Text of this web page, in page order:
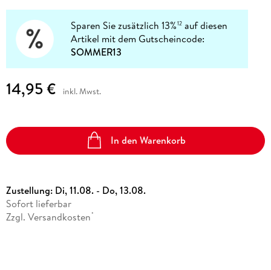
Sparen Sie zusätzlich 13%12 auf diesen
Artikel mit dem Gutscheincode:
SOMMER13
14,95 € inkl. Mwst.
In den Warenkorb
Zustellung: Di, 11.08. - Do, 13.08.
Sofort lieferbar
Zzgl. Versandkosten *